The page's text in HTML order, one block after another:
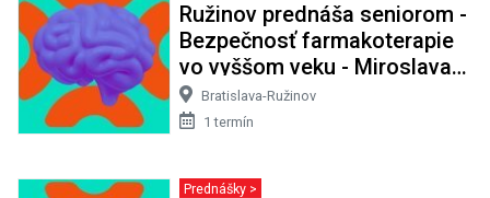
Ružinov prednáša seniorom -
Bezpečnosť farmakoterapie
vo vyššom veku - Miroslava
Snopková
Bratislava-Ružinov
1 termín
Prednášky >